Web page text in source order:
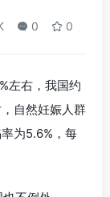
0 0
左右，我国约
自然妊娠人群
为5.6%，每